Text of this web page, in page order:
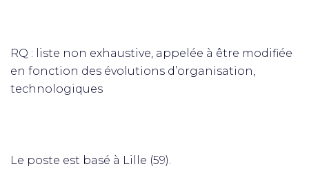
RQ : liste non exhaustive, appelée à être modifiée
en fonction des évolutions d’organisation,
technologiques
Le poste est basé à Lille (59).